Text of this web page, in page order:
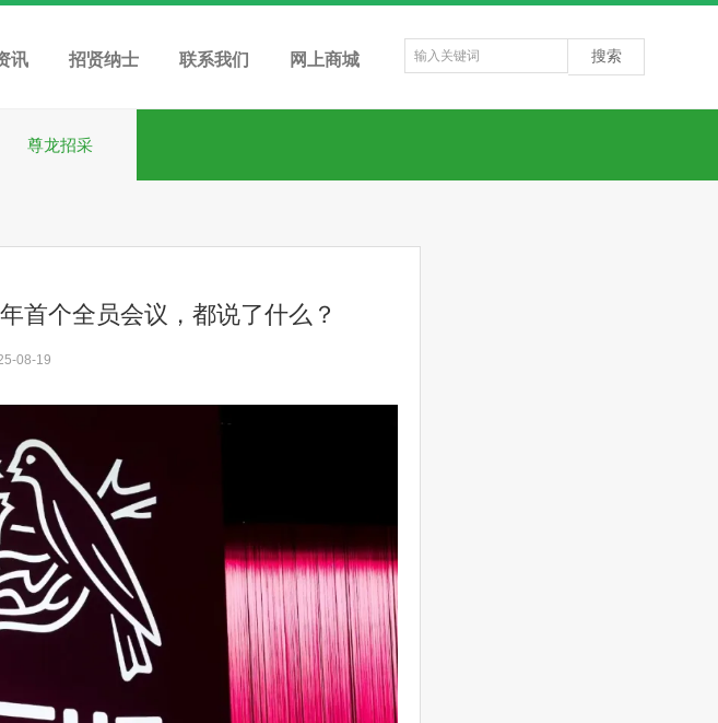
讯 招贤纳士 联系我们 网上商城 搜索
尊龙招采
首个全员会议，都说了什么？
08-19